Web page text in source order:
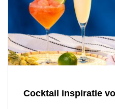
Cocktail inspiratie